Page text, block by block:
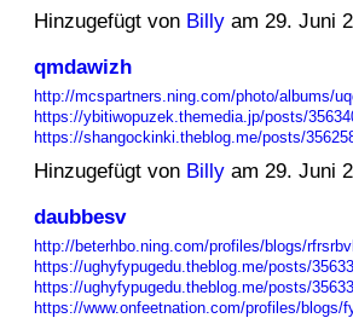
Hinzugefügt von Billyam 29. Juni
qmdawizh
http://mcspartners.ning.com/photo/albums/
https://ybitiwopuzek.themedia.jp/posts/
https://shangockinki.theblog.me/posts/
Hinzugefügt von Billyam 29. Juni
daubbesv
http://beterhbo.ning.com/profiles/blogs/
https://ughyfypugedu.theblog.me/posts/
https://ughyfypugedu.theblog.me/posts/
https://www.onfeetnation.com/profiles/blogs/